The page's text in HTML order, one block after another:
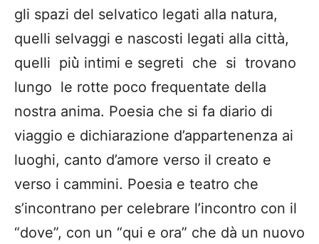
gli spazi del selvatico legati alla natura,
quelli selvaggi e nascosti legati alla città,
quelli più̀ intimi e segreti che si trovano
lungo le rotte poco frequentate della
nostra anima. Poesia che si fa diario di
viaggio e dichiarazione d’appartenenza ai
luoghi, canto d’amore verso il creato e
verso i cammini. Poesia e teatro che
s’incontrano per celebrare l’incontro con il
“dove”, con un “qui e ora” che dà un nuovo